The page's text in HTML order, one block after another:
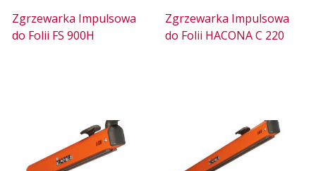
Zgrzewarka Impulsowa
do Folii FS 900H
Zgrzewarka Impulsowa
do Folii HACONA C 220